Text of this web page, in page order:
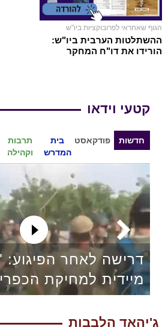
הגוף שאחראי לפרובוקציות ביו"ש
ההשתלטות הערבית ביו"ש:
הורידו את דו"ח המחקר
קטעי וידאו
חדשות פודקאסט
בית
המדרש
תרבות
וקהילה
דרישה לאחר הפיגוע:
מיידית למחיקת
ג'יהאד הלבבות